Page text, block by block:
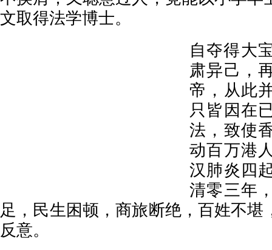
文取得法学博士。
自夺得大
肃异己，
帝，从此
只皆因在
法，致使
动百万港
汉肺炎四
清零三年
足，民生困顿，商旅断绝，百姓不堪
反意。